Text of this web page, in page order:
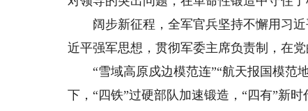
阔步新征程，全军官兵坚持不懈用习近
近平强军思想，贯彻军委主席负责制，在
“雪域高原戍边模范连”“航天报国模范
下，“四铁”过硬部队加速锻造，“四有”新